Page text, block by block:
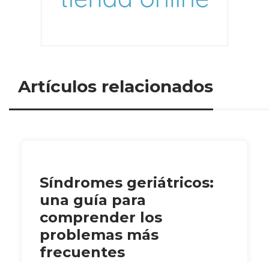
Artículos relacionados
Síndromes geriátricos:
una guía para
comprender los
problemas más
frecuentes